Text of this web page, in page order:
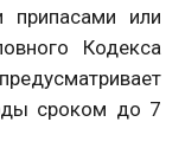
или
Кодекса
сроком до 7